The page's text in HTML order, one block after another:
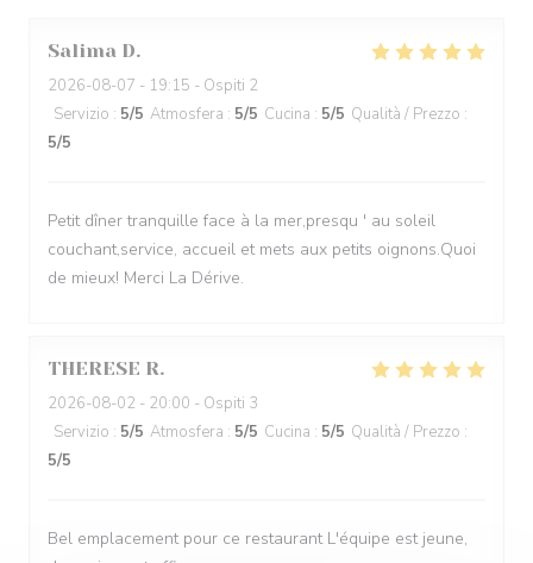
Salima D
2026-08-07 - 19:15 - Ospiti 2
Servizio : 5/5 Atmosfera : 5/5 Cucina : 5/5 Qualità / Prezzo :
5/5
Petit dîner tranquille face à la mer,presqu ' au soleil
couchant,service, accueil et mets aux petits oignons.Quoi
de mieux! Merci La Dérive.
THERESE R
2026-08-02 - 20:00 - Ospiti 3
Servizio : 5/5 Atmosfera : 5/5 Cucina : 5/5 Qualità / Prezzo :
5/5
Bel emplacement pour ce restaurant L'équipe est jeune,